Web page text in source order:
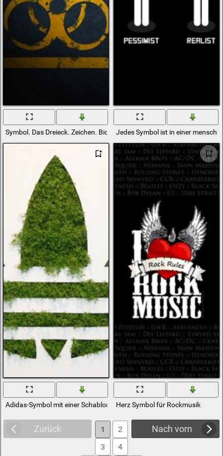
Symbol. Das Dreieck. Zeichen. BiohazardJedes Symbol ist in einer
Adidas-Symbol mit einer Schablone aus GrasHerz Symbol für Rockmusik
Zurück Nach vorn
1
2
3
4